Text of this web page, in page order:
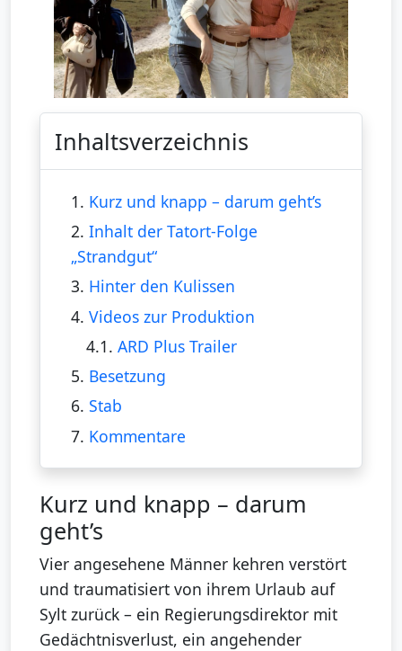
Inhaltsverzeichnis
1. Kurz und knapp – darum geht’s
2. Inhalt der Tatort-Folge
„Strandgut“
3. Hinter den Kulissen
4. Videos zur Produktion
4.1.ARD Plus Trailer
5. Besetzung
6. Stab
7. Kommentare
Kurz und knapp – darum
geht’s
Vier angesehene Männer kehren verstört
und traumatisiert von ihrem Urlaub auf
Sylt zurück – ein Regierungsdirektor mit
Gedächtnisverlust, ein angehender